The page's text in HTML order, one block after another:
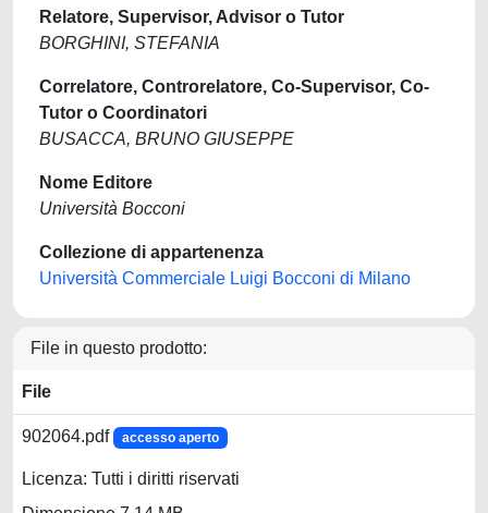
Relatore, Supervisor, Advisor o Tutor
BORGHINI, STEFANIA
Correlatore, Controrelatore, Co-Supervisor, Co-
Tutor o Coordinatori
BUSACCA, BRUNO GIUSEPPE
Nome Editore
Università Bocconi
Collezione di appartenenza
Università Commerciale Luigi Bocconi di Milano
File in questo prodotto:
File
902064.pdf accesso aperto
Licenza: Tutti i diritti riservati